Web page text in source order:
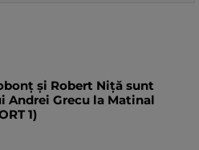
și Robert Niță sunt
Grecu la Matinal
1)